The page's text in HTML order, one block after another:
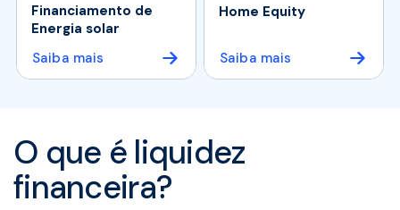
Financiamento de
Energia solar
Saiba mais
Home Equity
Saiba mais
O que é liquidez
financeira?